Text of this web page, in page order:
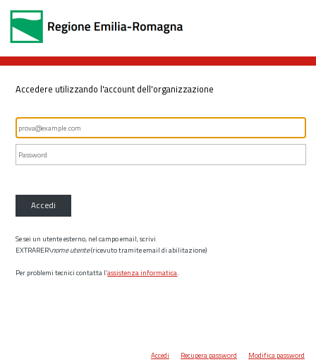
Accedere utilizzando l'account dell'organizzazione
Accedi
Se sei un utente esterno, nel campo email, scrivi
EXTRARER\nome utente(ricevuto tramite email di abilitazione)
Per problemi tecnici contatta l’assistenza informatica.
Accedi Recupera password Modifica password